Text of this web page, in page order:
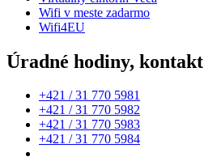
Wifi v meste zadarmo
Wifi4EU
Úradné hodiny, kontakt
+421 / 31 770 5981
+421 / 31 770 5982
+421 / 31 770 5983
+421 / 31 770 5984